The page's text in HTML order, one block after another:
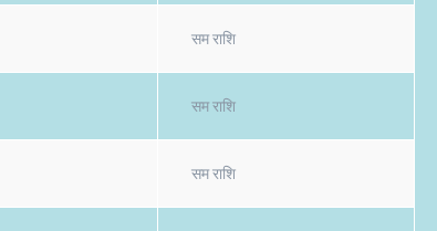
सम राशि
सम राशि
सम राशि